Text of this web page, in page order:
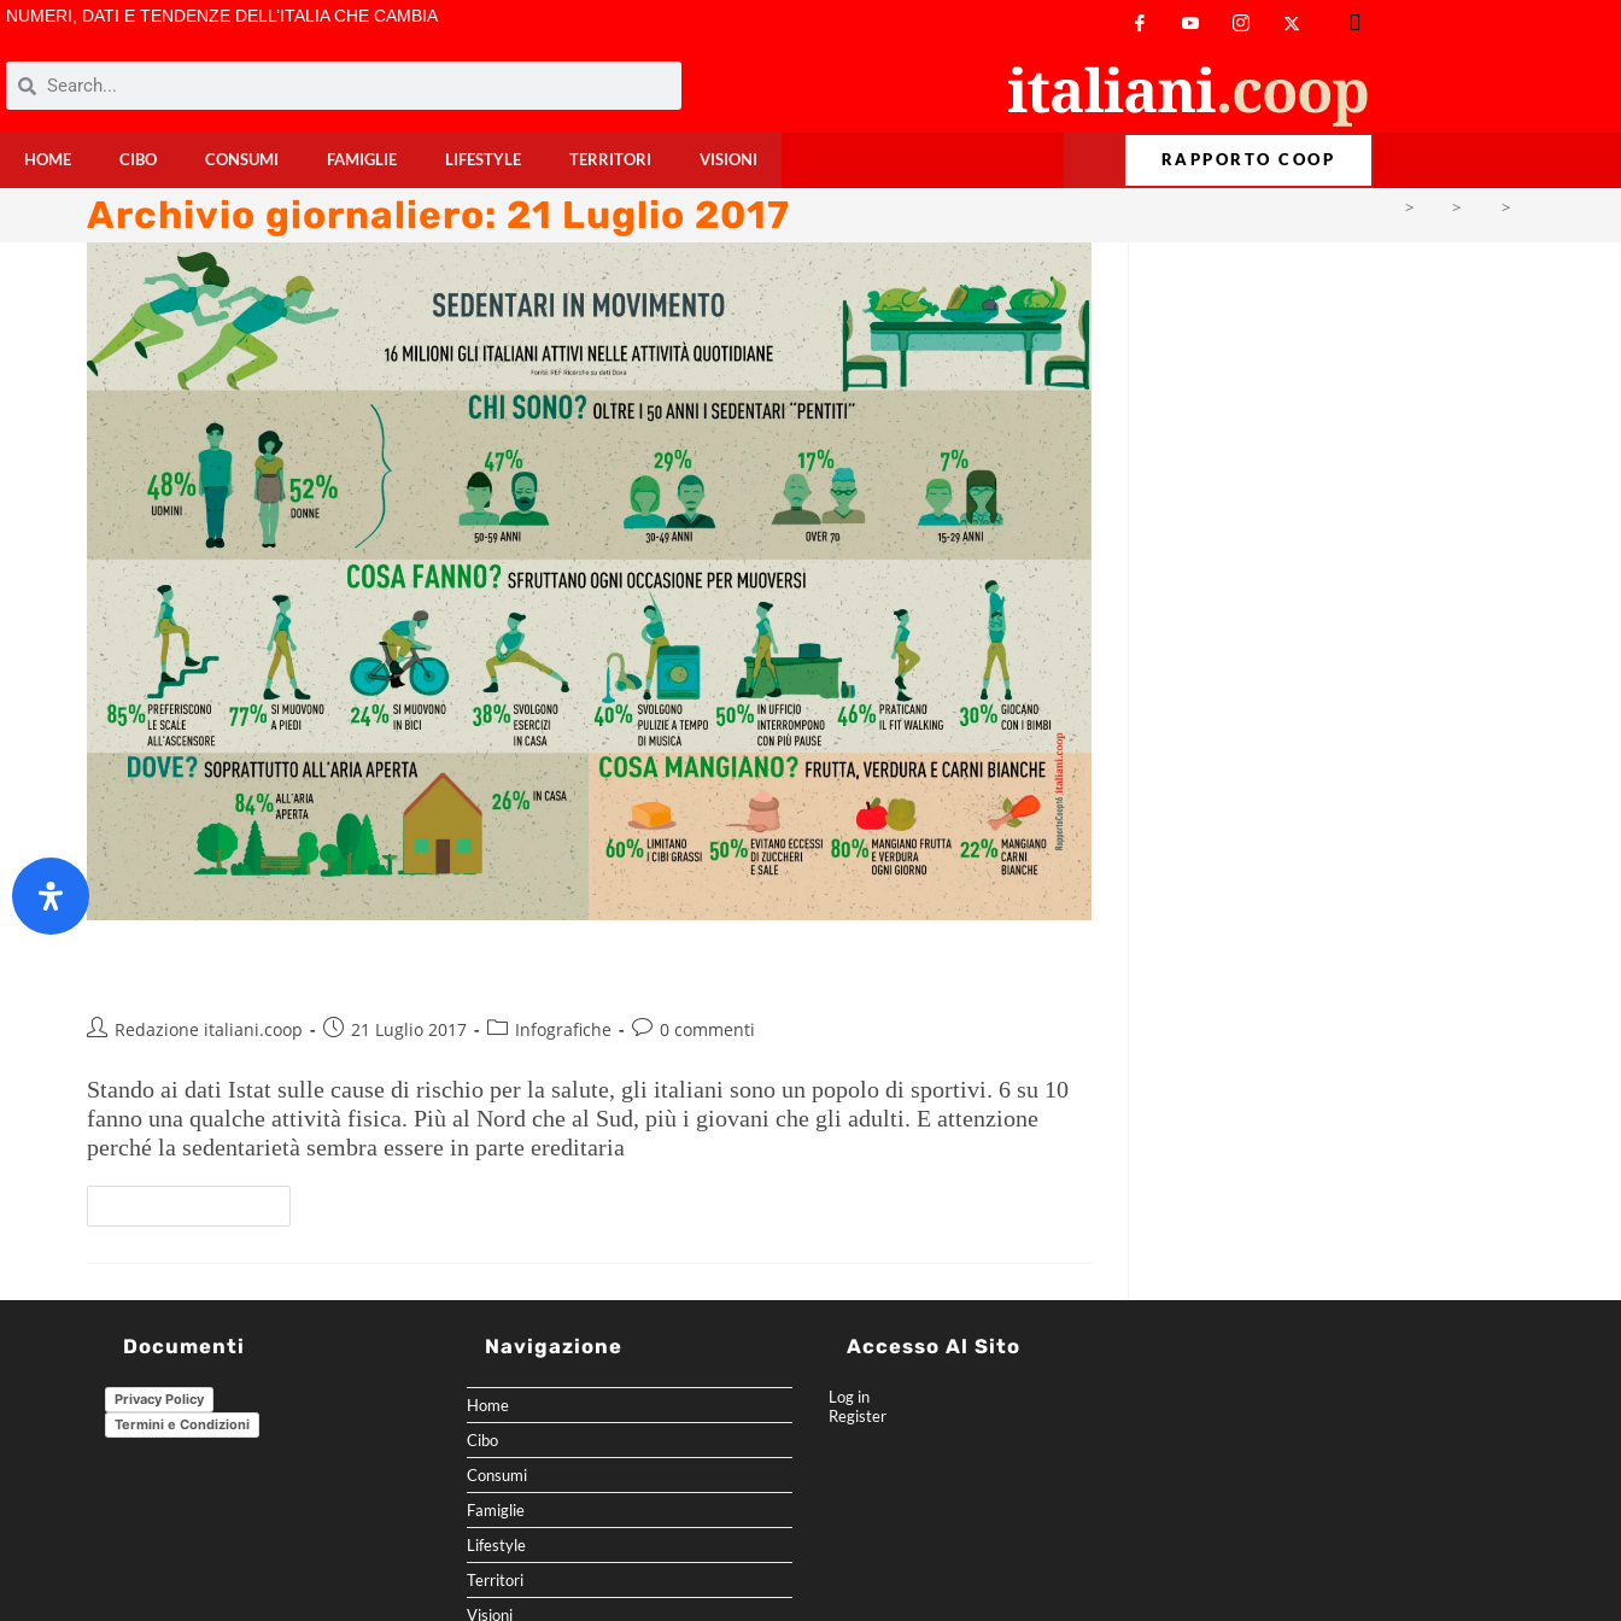
NUMERI, DATI E TENDENZE DELL’ITALIA CHE CAMBIA
HOME CIBO CONSUMI FAMIGLIE LIFESTYLE TERRITORI VISIONI RAPPORTO COOP
Archivio giornaliero: 21 Luglio 2017 > > >
Redazione italiani.coop 21 Luglio 2017 Infografiche 0 commenti
Stando ai dati Istat sulle cause di rischio per la salute, gli italiani sono un popolo di sportivi. 6 su 10
fanno una qualche attività fisica. Più al Nord che al Sud, più i giovani che gli adulti. E attenzione
perché la sedentarietà sembra essere in parte ereditaria
Documenti
Privacy Policy
Termini e Condizioni
Navigazione
Home
Cibo
Consumi
Famiglie
Lifestyle
Territori
Visioni
Accesso Al Sito
Log in
Register